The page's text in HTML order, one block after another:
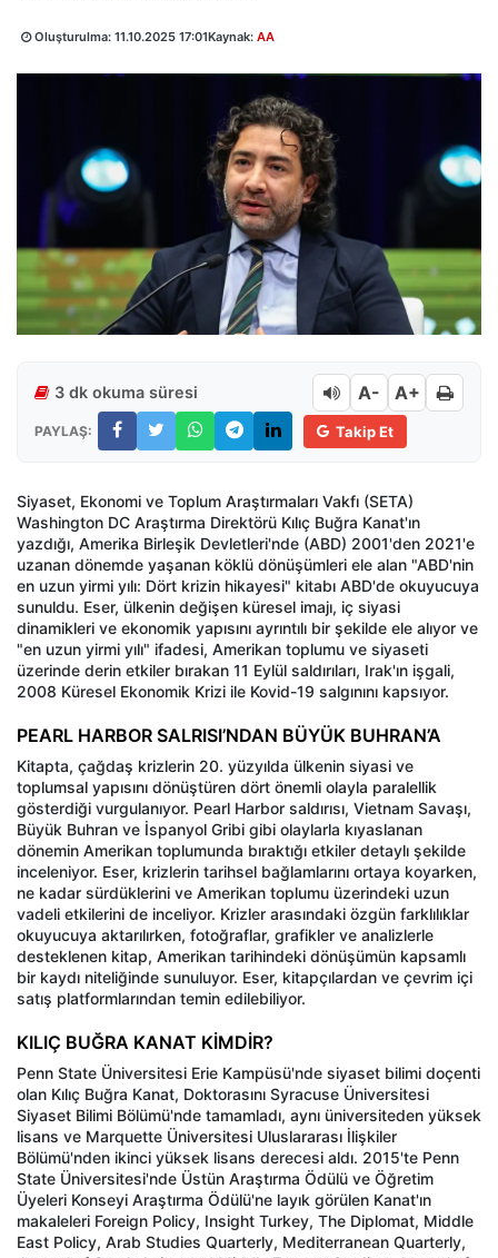
Oluşturulma: 11.10.2025 17:01Kaynak: AA
3 dk okuma süresi A- A+
PAYLAŞ: Takip Et
Siyaset, Ekonomi ve Toplum Araştırmaları Vakfı (SETA)
Washington DC Araştırma Direktörü Kılıç Buğra Kanat'ın
yazdığı, Amerika Birleşik Devletleri'nde (ABD) 2001'den 2021'e
uzanan dönemde yaşanan köklü dönüşümleri ele alan "ABD'nin
en uzun yirmi yılı: Dört krizin hikayesi" kitabı ABD'de okuyucuya
sunuldu. Eser, ülkenin değişen küresel imajı, iç siyasi
dinamikleri ve ekonomik yapısını ayrıntılı bir şekilde ele alıyor ve
"en uzun yirmi yılı" ifadesi, Amerikan toplumu ve siyaseti
üzerinde derin etkiler bırakan 11 Eylül saldırıları, Irak'ın işgali,
2008 Küresel Ekonomik Krizi ile Kovid-19 salgınını kapsıyor.
PEARL HARBOR SALRISI’NDAN BÜYÜK BUHRAN’A
Kitapta, çağdaş krizlerin 20. yüzyılda ülkenin siyasi ve
toplumsal yapısını dönüştüren dört önemli olayla paralellik
gösterdiği vurgulanıyor. Pearl Harbor saldırısı, Vietnam Savaşı,
Büyük Buhran ve İspanyol Gribi gibi olaylarla kıyaslanan
dönemin Amerikan toplumunda bıraktığı etkiler detaylı şekilde
inceleniyor. Eser, krizlerin tarihsel bağlamlarını ortaya koyarken,
ne kadar sürdüklerini ve Amerikan toplumu üzerindeki uzun
vadeli etkilerini de inceliyor. Krizler arasındaki özgün farklılıklar
okuyucuya aktarılırken, fotoğraflar, grafikler ve analizlerle
desteklenen kitap, Amerikan tarihindeki dönüşümün kapsamlı
bir kaydı niteliğinde sunuluyor. Eser, kitapçılardan ve çevrim içi
satış platformlarından temin edilebiliyor.
KILIÇ BUĞRA KANAT KİMDİR?
Penn State Üniversitesi Erie Kampüsü'nde siyaset bilimi doçenti
olan Kılıç Buğra Kanat, Doktorasını Syracuse Üniversitesi
Siyaset Bilimi Bölümü'nde tamamladı, aynı üniversiteden yüksek
lisans ve Marquette Üniversitesi Uluslararası İlişkiler
Bölümü'nden ikinci yüksek lisans derecesi aldı. 2015'te Penn
State Üniversitesi'nde Üstün Araştırma Ödülü ve Öğretim
Üyeleri Konseyi Araştırma Ödülü'ne layık görülen Kanat'ın
makaleleri Foreign Policy, Insight Turkey, The Diplomat, Middle
East Policy, Arab Studies Quarterly, Mediterranean Quarterly,